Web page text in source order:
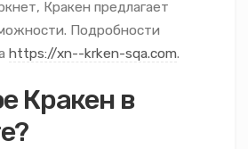
Кракен предлагает
Подробности
https://xn--krken-sqa.com.
Кракен в